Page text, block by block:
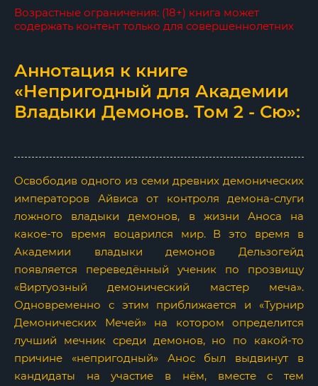
Возрастные ограничения: (18+) книга может
содержать контент только для совершеннолетних
Аннотация к книге
«Непригодный для Академии
Владыки Демонов. Том 2 - Сю»:
Освободив одного из семи древних демонических
императоров Айвиса от контроля демона-слуги
ложного владыки демонов, в жизни Аноса на
какое-то время воцарился мир. В это время в
Академии владыки демонов Дельзогейд
появляется переведённый ученик по прозвищу
«Виртуозный демонический мастер меча».
Одновременно с этим приближается и «Турнир
Демонических Мечей» на котором определится
лучший мечник среди демонов, но по какой-то
причине «непригодный» Анос был выдвинут в
кандидаты на участие в нём, вместе с тем